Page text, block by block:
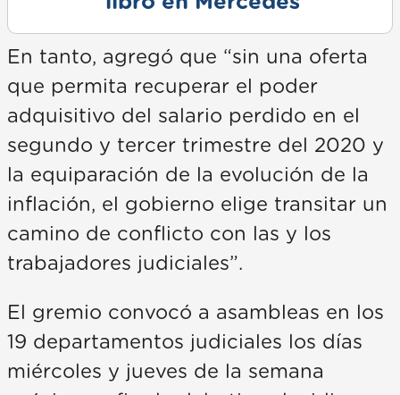
En tanto, agregó que “sin una oferta
que permita recuperar el poder
adquisitivo del salario perdido en el
segundo y tercer trimestre del 2020 y
la equiparación de la evolución de la
inflación, el gobierno elige transitar un
camino de conflicto con las y los
trabajadores judiciales”.
El gremio convocó a asambleas en los
19 departamentos judiciales los días
miércoles y jueves de la semana